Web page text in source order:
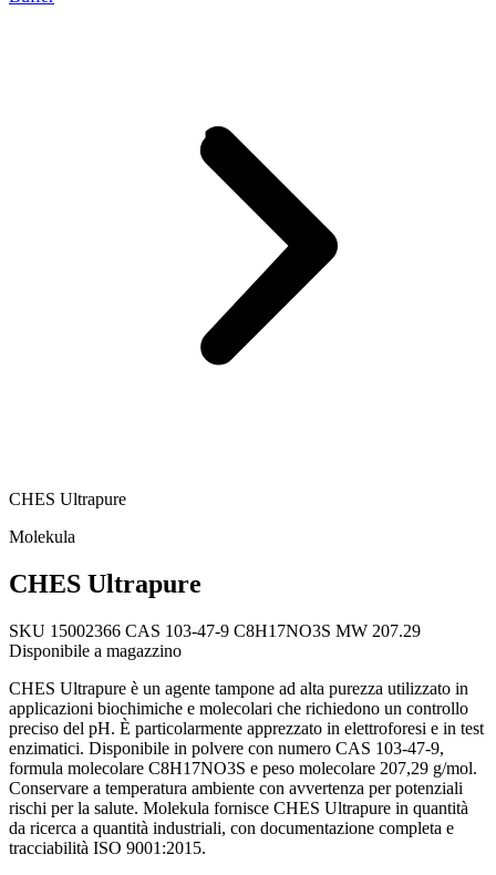
CHES Ultrapure
Molekula
CHES Ultrapure
SKU 15002366 CAS 103-47-9 C8H17NO3S MW 207.29
Disponibile a magazzino
CHES Ultrapure è un agente tampone ad alta purezza utilizzato in
applicazioni biochimiche e molecolari che richiedono un controllo
preciso del pH. È particolarmente apprezzato in elettroforesi e in test
enzimatici. Disponibile in polvere con numero CAS 103-47-9,
formula molecolare C8H17NO3S e peso molecolare 207,29 g/mol.
Conservare a temperatura ambiente con avvertenza per potenziali
rischi per la salute. Molekula fornisce CHES Ultrapure in quantità
da ricerca a quantità industriali, con documentazione completa e
tracciabilità ISO 9001:2015.